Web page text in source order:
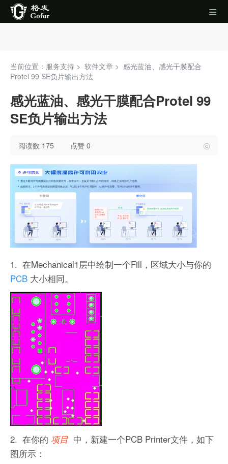
当前位置：服务支持 > 软件文章 > 感光蓝油、感光干膜配合
Protel 99 SE负片输出方法
感光蓝油、感光干膜配合Protel 99
SE负片输出方法
阅读数 175 点赞 0
1. 在Mechanical1层中绘制一个Fill，区域大小与你的
PCB 大小相同。
2. 在你的 项目 中，新建一个PCB Printer文件，如下
图所示：